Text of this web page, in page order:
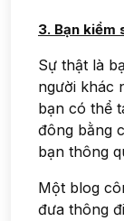
3. Bạn kiểm
Sự thật là
người khác
bạn có thể
đông bằng
bạn thông
Một blog
đưa thông